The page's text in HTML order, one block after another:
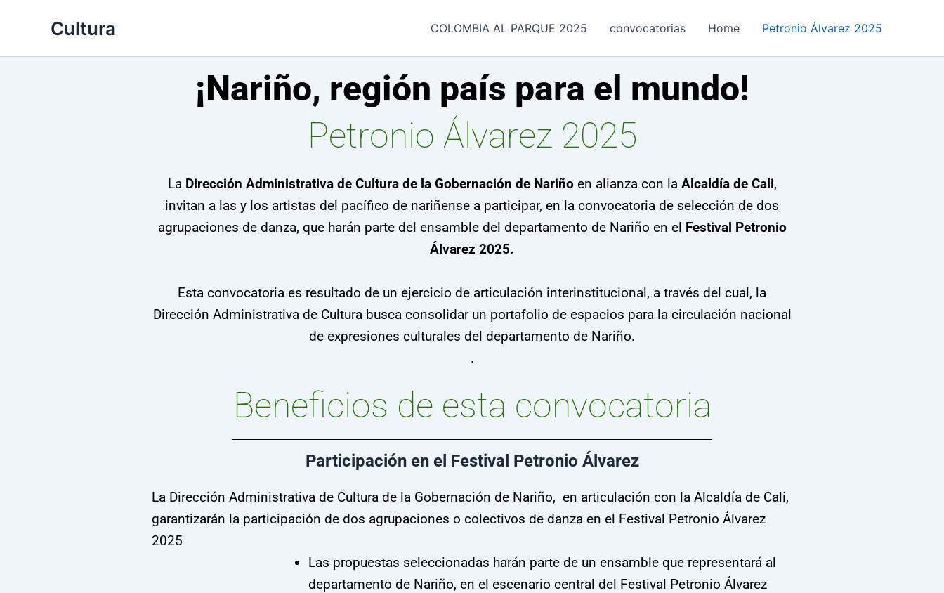
Cultura COLOMBIA AL PARQUE 2025 convocatorias Home Petronio Álvarez 2025
¡Nariño, región país para el mundo!
Petronio Álvarez 2025
La Dirección Administrativa de Cultura de la Gobernación de Nariño en alianza con laAlcaldía de Cali,
invitan a las y los artistas del pacífico de nariñense a participar, en la convocatoria de selección de dos
agrupaciones de danza, que harán parte del ensamble del departamento de Nariño en el Festival Petronio
Álvarez 2025.
Esta convocatoria es resultado de un ejercicio de articulación interinstitucional, a través del cual, la
Dirección Administrativa de Cultura busca consolidar un portafolio de espacios para la circulación nacional
de expresiones culturales del departamento de Nariño.
.
Beneficios de esta convocatoria
Participación en el Festival Petronio Álvarez
La Dirección Administrativa de Cultura de la Gobernación de Nariño, en articulación con la Alcaldía de Cali,
garantizarán la participación de dos agrupaciones o colectivos de danza en el Festival Petronio Álvarez
2025
Las propuestas seleccionadas harán parte de un ensamble que representará al
departamento de Nariño, en el escenario central del Festival Petronio Álvarez